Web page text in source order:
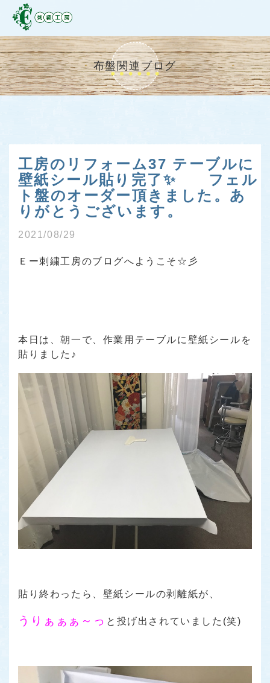
布盤関連ブログ
工房のリフォーム37 テーブルに
壁紙シール貼り完了✨ フェル
ト盤のオーダー頂きました。あ
りがとうございます。
2021/08/29
Ｅー刺繍工房のブログへようこそ☆彡
本日は、朝一で、作業用テーブルに壁紙シールを
貼りました♪
貼り終わったら、壁紙シールの剥離紙が、
うりぁぁぁ～っ と投げ出されていました(笑)